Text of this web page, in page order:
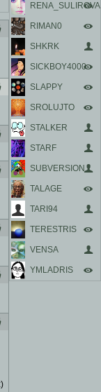
RENA_SULIROVA
RIMAN0
SHKRK
SICKBOY4000
SLAPPY
SROLUJTO
STALKER
STARF
SUBVERSION
TALAGE
TARI94
TERESTRIS
VENSA
YMLADRIS